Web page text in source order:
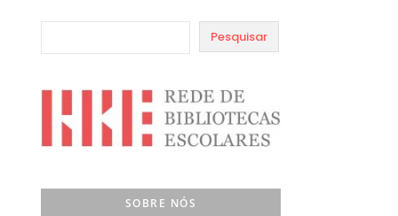
Pesquisar
SOBRE NÓS